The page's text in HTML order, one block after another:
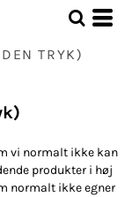
TRYK)
vi normalt ikke kan
produkter i høj
normalt ikke egner